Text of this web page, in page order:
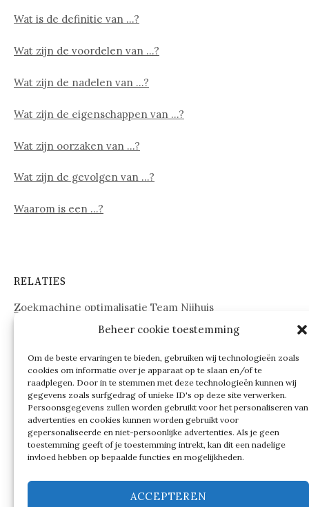
Beheer cookie toestemming
Om de beste ervaringen te bieden, gebruiken wij technologieën zoals
cookies om informatie over je apparaat op te slaan en/of te
raadplegen. Door in te stemmen met deze technologieën kunnen wij
gegevens zoals surfgedrag of unieke ID's op deze site verwerken.
Persoonsgegevens zullen worden gebruikt voor het personaliseren van
advertenties en cookies kunnen worden gebruikt voor
gepersonaliseerde en niet-persoonlijke advertenties. Als je geen
toestemming geeft of je toestemming intrekt, kan dit een nadelige
invloed hebben op bepaalde functies en mogelijkheden.
ACCEPTEREN
Wat is de definitie van …?
Wat zijn de voordelen van …?
Wat zijn de nadelen van …?
Wat zijn de eigenschappen van …?
Wat zijn oorzaken van …?
Wat zijn de gevolgen van …?
Waarom is een …?
RELATIES
Zoekmachine optimalisatie Team Nijhuis